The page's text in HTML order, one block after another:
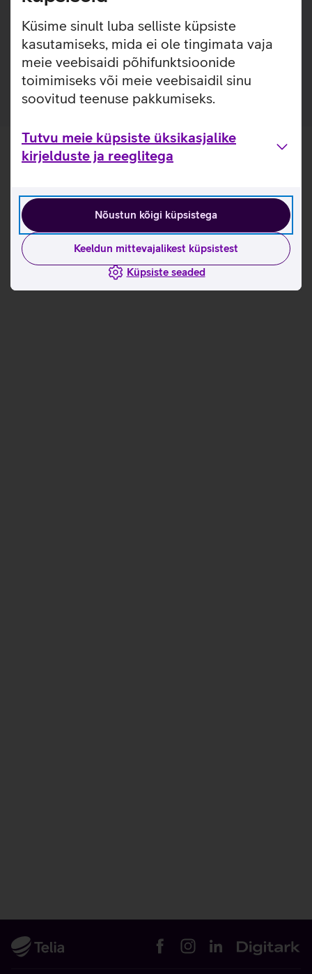
Küsime sinult luba selliste küpsiste
kasutamiseks, mida ei ole tingimata vaja
meie veebisaidi põhifunktsioonide
toimimiseks või meie veebisaidil sinu
soovitud teenuse pakkumiseks.
Tutvu meie küpsiste üksikasjalike
kirjelduste ja reeglitega
Nõustun kõigi küpsistega
Keeldun mittevajalikest küpsistest
Küpsiste seaded
lisakaitsekihi jättes nähtavale seadme disaini. Nii on
tagatud telefoni kindel haare ja kaitse kriimustuste eest.
Ümbris on valmistatud 50% taaskasutatud
materjalidest.